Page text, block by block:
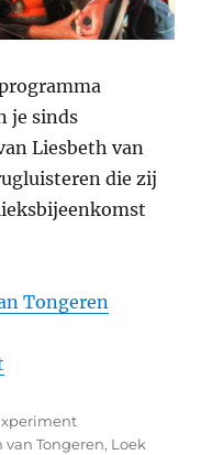
je sinds
Liesbeth van
die zij
Tongeren
van Tongeren, Loek